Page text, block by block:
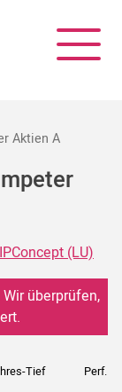
Aktien A
IPConcept (LU)
überprüfen,
Tief Perf. 5J